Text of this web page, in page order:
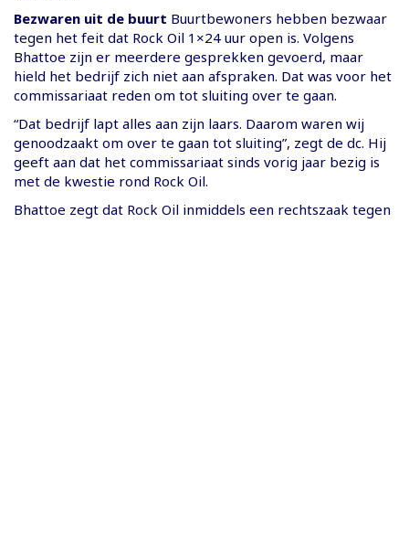
Bezwaren uit de buurt Buurtbewoners hebben bezwaar
tegen het feit dat Rock Oil 1×24 uur open is. Volgens
Bhattoe zijn er meerdere gesprekken gevoerd, maar
hield het bedrijf zich niet aan afspraken. Dat was voor het
commissariaat reden om tot sluiting over te gaan.
“Dat bedrijf lapt alles aan zijn laars. Daarom waren wij
genoodzaakt om over te gaan tot sluiting”, zegt de dc. Hij
geeft aan dat het commissariaat sinds vorig jaar bezig is
met de kwestie rond Rock Oil.
Bhattoe zegt dat Rock Oil inmiddels een rechtszaak tegen